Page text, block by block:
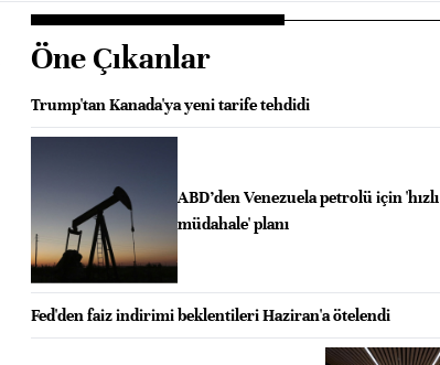
Öne Çıkanlar
Trump'tan Kanada'ya yeni tarife tehdidi
ABD’den Venezuela petrolü için 'hızlı
müdahale' planı
Fed'den faiz indirimi beklentileri Haziran'a ötelendi